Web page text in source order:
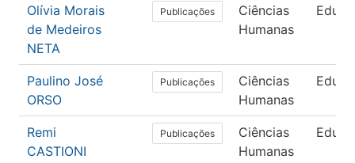
Olívia Morais
de Medeiros
NETA
Publicações
Ciências
Humanas
Paulino José
ORSO
Publicações
Ciências
Humanas
Remi
CASTIONI
Publicações
Ciências
Humanas